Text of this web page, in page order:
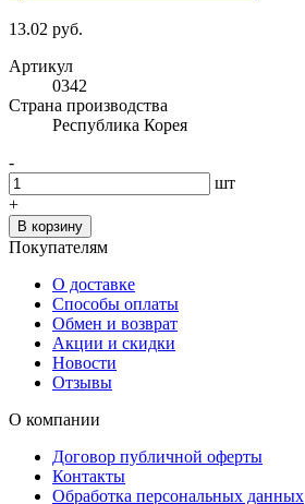
13.02 руб.
Артикул
0342
Cтрана производства
Республика Корея
-
шт
+
В корзину
Покупателям
О доставке
Способы оплаты
Обмен и возврат
Акции и скидки
Новости
Отзывы
О компании
Договор публичной оферты
Контакты
Обработка персональных данных